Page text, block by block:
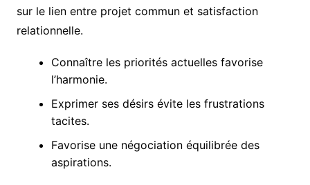
sur le lien entre projet commun et satisfaction
relationnelle.
Connaître les priorités actuelles favorise
l’harmonie.
Exprimer ses désirs évite les frustrations
tacites.
Favorise une négociation équilibrée des
aspirations.